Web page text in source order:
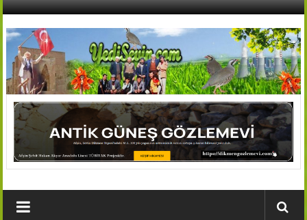
İçeriğe
AFŞİN
YEDİSEVİN
HABER
Köyleri